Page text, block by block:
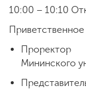
10:00 – 10:10
Мининского